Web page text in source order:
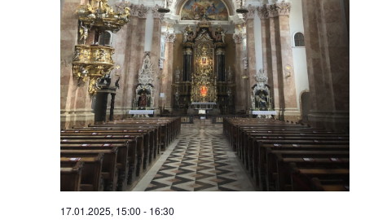
17.01.2025, 15:00 - 16:30